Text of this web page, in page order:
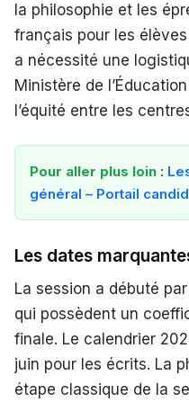
la philosophie et les
français pour les
a nécessité une
Ministère de
l’équité entre les
Pour aller plus loin :
général – Portail
Les dates
La session a débuté
qui possèdent un
finale. Le calendrier
juin pour les écrits. La
étape classique de la